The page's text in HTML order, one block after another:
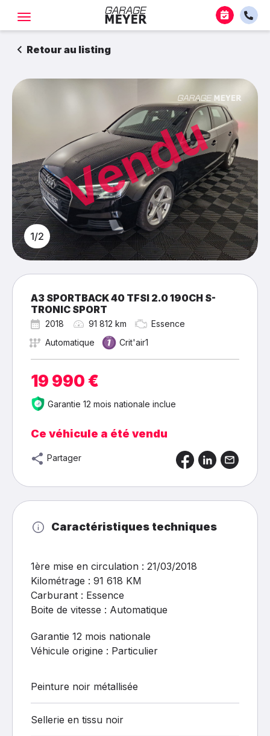
Retour au listing
1/2
Vendu
A3 SPORTBACK 40 TFSI 2.0 190CH S-
TRONIC SPORT
2018 91 812 km
Essence
Automatique
Crit'air1
19 990 €
Garantie 12 mois nationale inclue
Ce véhicule a été vendu
Partager
Caractéristiques techniques
1ère mise en circulation : 21/03/2018
Kilométrage : 91 618 KM
Carburant : Essence
Boite de vitesse : Automatique
Garantie 12 mois nationale
Véhicule origine : Particulier
Peinture noir métallisée
Sellerie en tissu noir